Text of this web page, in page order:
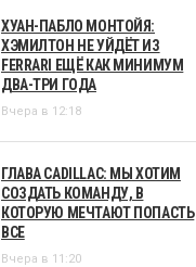
ХУАН-ПАБЛО МОНТОЙЯ:
ХЭМИЛТОН НЕ УЙДЁТ ИЗ
FERRARI ЕЩЁ КАК МИНИМУМ
ДВА-ТРИ ГОДА
Вчера в 12:18
ГЛАВА CADILLAC: МЫ ХОТИМ
СОЗДАТЬ КОМАНДУ, В
КОТОРУЮ МЕЧТАЮТ ПОПАСТЬ
ВСЕ
Вчера в 11:20